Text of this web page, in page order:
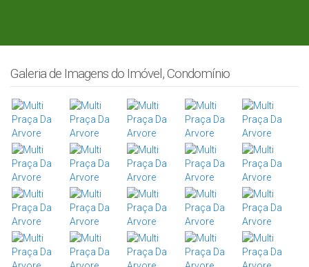
Galeria de Imagens do Imóvel, Condomínio